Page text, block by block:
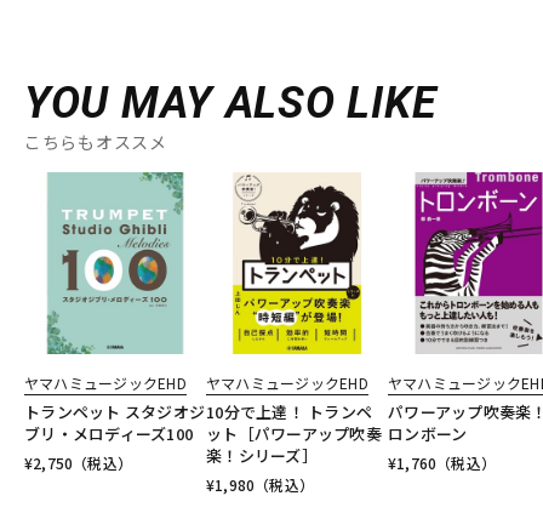
YOU MAY ALSO LIKE
こちらもオススメ
ヤマハミュージックEHD
トランペット スタジオジ
ブリ・メロディーズ100
¥2,750 （税込）
ヤマハミュージックEHD
10分で上達！ トランペ
ット［パワーアップ吹奏
楽！シリーズ］
¥1,980 （税込）
ヤマハミュージック
パワーアップ吹奏楽
ロンボーン
¥1,760 （税込）